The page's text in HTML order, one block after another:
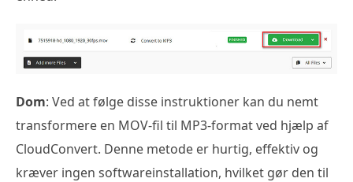
Dom: Ved at følge disse instruktioner kan du nemt
transformere en MOV-fil til MP3-format ved hjælp af
CloudConvert. Denne metode er hurtig, effektiv og
kræver ingen softwareinstallation, hvilket gør den til